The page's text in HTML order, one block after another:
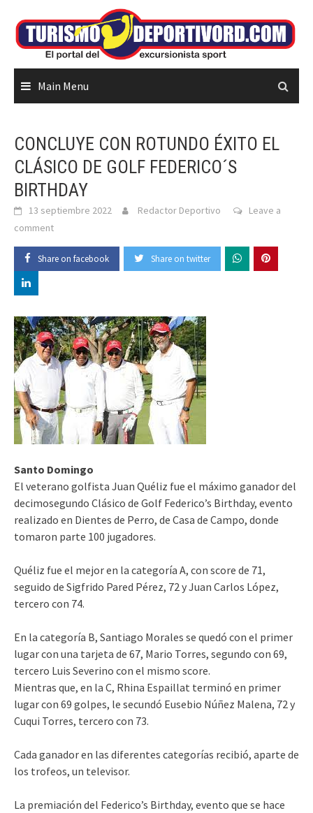
content
Main Menu
CONCLUYE CON ROTUNDO ÉXITO EL
CLÁSICO DE GOLF FEDERICO´S
BIRTHDAY
13 septiembre 2022 Redactor Deportivo
Leave a
comment
Share on facebook Share on twitter
Santo Domingo
El veterano golfista Juan Quéliz fue el máximo ganador del
decimosegundo Clásico de Golf Federico’s Birthday, evento
realizado en Dientes de Perro, de Casa de Campo, donde
tomaron parte 100 jugadores.
Quéliz fue el mejor en la categoría A, con score de 71,
seguido de Sigfrido Pared Pérez, 72 y Juan Carlos López,
tercero con 74.
En la categoría B, Santiago Morales se quedó con el primer
lugar con una tarjeta de 67, Mario Torres, segundo con 69,
tercero Luis Severino con el mismo score.
Mientras que, en la C, Rhina Espaillat terminó en primer
lugar con 69 golpes, le secundó Eusebio Núñez Malena, 72 y
Cuqui Torres, tercero con 73.
Cada ganador en las diferentes categorías recibió, aparte de
los trofeos, un televisor.
La premiación del Federico’s Birthday, evento que se hace